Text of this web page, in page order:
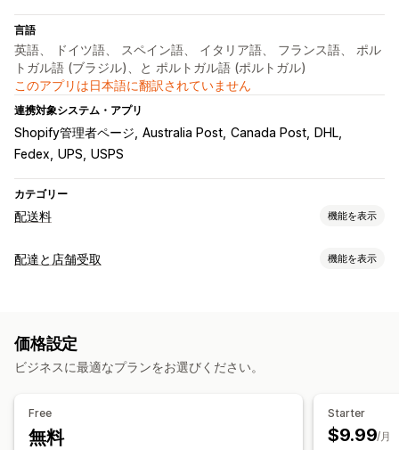
言語
英語、 ドイツ語、 スペイン語、 イタリア語、 フランス語、 ポル
トガル語 (ブラジル)、と ポルトガル語 (ポルトガル)
このアプリは日本語に翻訳されていません
連携対象システム・アプリ
Shopify管理者ページ Australia Post Canada Post
DHL
Fedex UPS USPS
カテゴリー
配送料 機能を表示
レート計算
カスタマイズ
複数通貨
配達と店舗受取 機能を表示
受取オプション
価格設定
ビジネスに最適なプランをお選びください。
Free
無料
Starter
$9.99/月